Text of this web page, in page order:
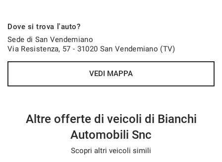
Dove si trova l'auto?
Sede di San Vendemiano
Via Resistenza, 57 - 31020 San Vendemiano (TV)
VEDI MAPPA
Altre offerte di veicoli di Bianchi
Automobili Snc
Scopri altri veicoli simili